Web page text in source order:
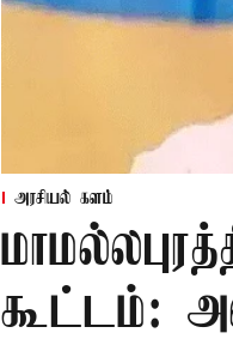
அரசியல் களம்
கூட்டம்: